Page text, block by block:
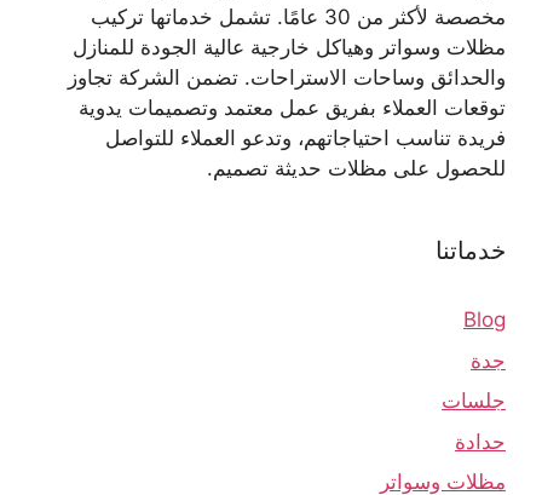
مخصصة لأكثر من 30 عامًا. تشمل خدماتها تركيب
مظلات وسواتر وهياكل خارجية عالية الجودة للمنازل
والحدائق وساحات الاستراحات. تضمن الشركة تجاوز
توقعات العملاء بفريق عمل معتمد وتصميمات يدوية
فريدة تناسب احتياجاتهم، وتدعو العملاء للتواصل
للحصول على مظلات حديثة تصميم.
خدماتنا
Blog
جدة
جلسات
حدادة
مظلات وسواتر